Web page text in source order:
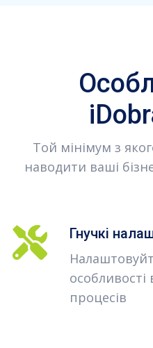
Той мінімум з
наводити ваші
Гнучкі
особливості
процесів